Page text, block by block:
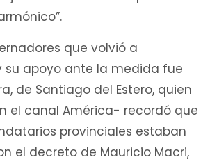
que volvió a
su apoyo ante la medida fue
de Santiago del Estero, quien
el canal América- recordó que
provinciales estaban
el decreto de Mauricio Macri,